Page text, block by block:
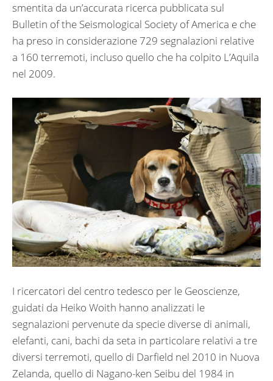
smentita da un’accurata ricerca pubblicata sul
Bulletin of the Seismological Society of America e che
ha preso in considerazione 729 segnalazioni relative
a 160 terremoti, incluso quello che ha colpito L’Aquila
nel 2009.
I ricercatori del centro tedesco per le Geoscienze,
guidati da Heiko Woith hanno analizzati le
segnalazioni pervenute da specie diverse di animali,
elefanti, cani, bachi da seta in particolare relativi a tre
diversi terremoti, quello di Darfield nel 2010 in Nuova
Zelanda, quello di Nagano-ken Seibu del 1984 in